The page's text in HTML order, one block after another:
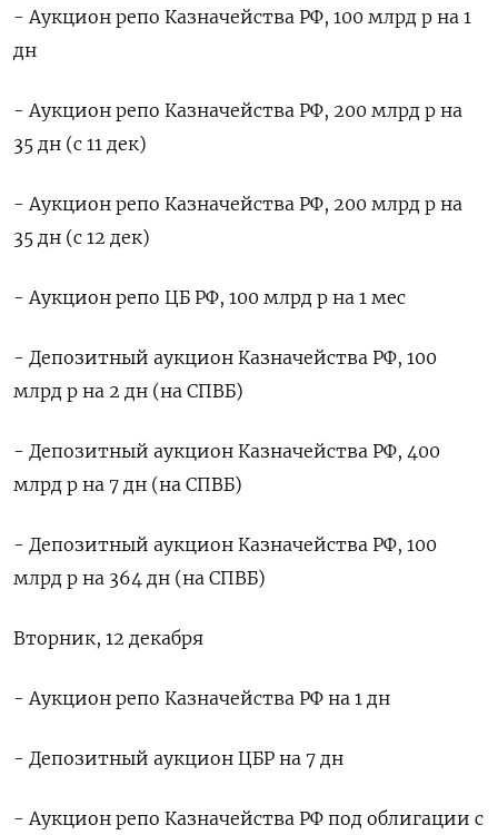
- Аукцион репо Казначейства РФ, 100 млрд р на 1
дн
- Аукцион репо Казначейства РФ, 200 млрд р на
35 дн (с 11 дек)
- Аукцион репо Казначейства РФ, 200 млрд р на
35 дн (с 12 дек)
- Аукцион репо ЦБ РФ, 100 млрд р на 1 мес
- Депозитный аукцион Казначейства РФ, 100
млрд р на 2 дн (на СПВБ)
- Депозитный аукцион Казначейства РФ, 400
млрд р на 7 дн (на СПВБ)
- Депозитный аукцион Казначейства РФ, 100
млрд р на 364 дн (на СПВБ)
Вторник, 12 декабря
- Аукцион репо Казначейства РФ на 1 дн
- Депозитный аукцион ЦБР на 7 дн
- Аукцион репо Казначейства РФ под облигации с